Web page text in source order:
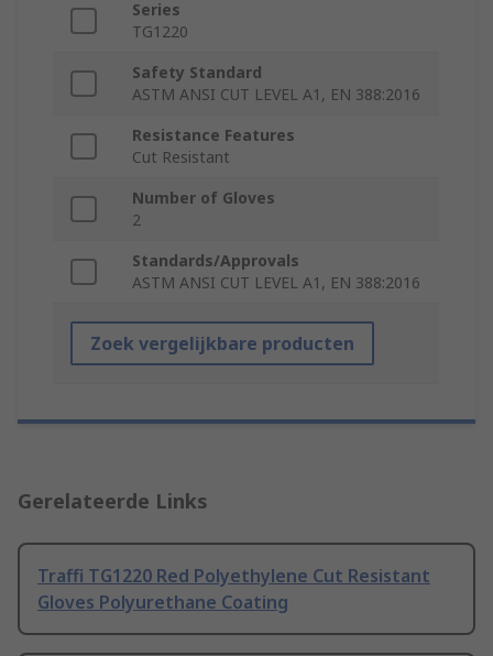
Series
TG1220
Safety Standard
ASTM ANSI CUT LEVEL A1, EN 388:2016
Resistance Features
Cut Resistant
Number of Gloves
2
Standards/Approvals
ASTM ANSI CUT LEVEL A1, EN 388:2016
Zoek vergelijkbare producten
Gerelateerde Links
Traffi TG1220 Red Polyethylene Cut Resistant
Gloves Polyurethane Coating